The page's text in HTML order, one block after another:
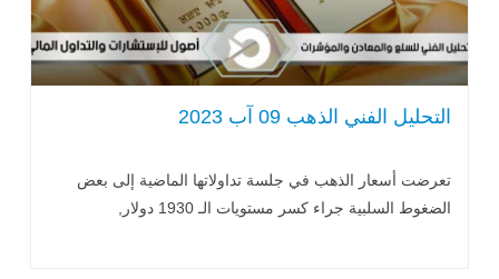
التحليل الفني الذهب 09 آب 2023
تعرضت أسعار الذهب في جلسة تداولاتها الماضية إلى بعض
الضغوط السلبية جراء كسر مستويات الـ 1930 دولار,